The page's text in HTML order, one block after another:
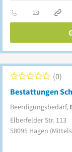
Bestattungen
Beerdigungsbedarf,
0
Elberfelder Str. 113
58095 Hagen